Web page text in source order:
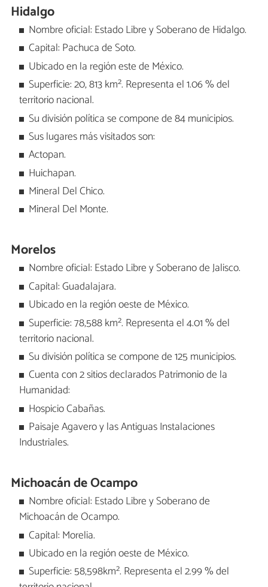
Hidalgo
Nombre oficial: Estado Libre y Soberano de Hidalgo.
Capital: Pachuca de Soto.
Ubicado en la región este de México.
Superficie: 20, 813 km². Representa el 1.06 % del
territorio nacional.
Su división política se compone de 84 municipios.
Sus lugares más visitados son:
Actopan.
Huichapan.
Mineral Del Chico.
Mineral Del Monte.
Morelos
Nombre oficial: Estado Libre y Soberano de Jalisco.
Capital: Guadalajara.
Ubicado en la región oeste de México.
Superficie: 78,588 km². Representa el 4.01 % del
territorio nacional.
Su división política se compone de 125 municipios.
Cuenta con 2 sitios declarados Patrimonio de la
Humanidad:
Hospicio Cabañas.
Paisaje Agavero y las Antiguas Instalaciones
Industriales.
Michoacán de Ocampo
Nombre oficial: Estado Libre y Soberano de
Michoacán de Ocampo.
Capital: Morelia.
Ubicado en la región oeste de México.
Superficie: 58,598km². Representa el 2.99 % del